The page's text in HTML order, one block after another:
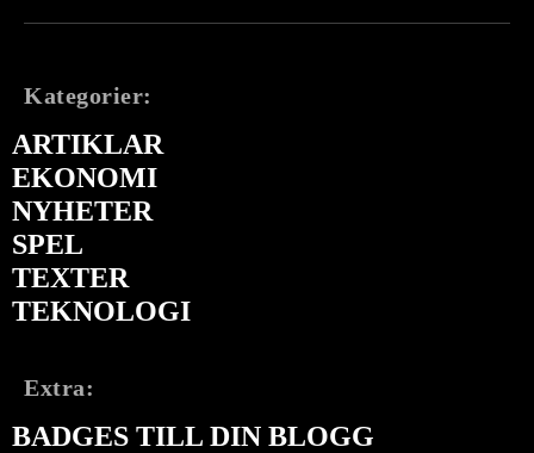
Kategorier:
ARTIKLAR
EKONOMI
NYHETER
SPEL
TEXTER
TEKNOLOGI
Extra:
BADGES TILL DIN BLOGG